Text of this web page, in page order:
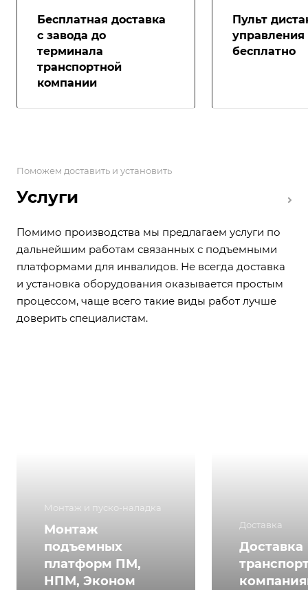
Бесплатная доставка
с завода до
терминала
транспортной
компании
Пульт
управления
бесплатно
Поможем доставить и установить
Услуги
Помимо производства мы предлагаем услуги по
дальнейшим работам связанных с подъемными
платформами для инвалидов. Не всегда доставка
и установка оборудования оказывается простым
процессом, чаще всего такие виды работ лучше
доверить специалистам.
Монтаж и пуско-наладка
Монтаж
подъемных
платформ ПМ,
НПМ, Эконом
Доставка
Доставка